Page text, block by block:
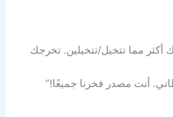
أكثر مما تتخيل/تتخيلين. تخرجك
أنت مصدر فخرنا جميعًا!”